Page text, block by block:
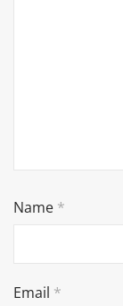
Name *
Email *